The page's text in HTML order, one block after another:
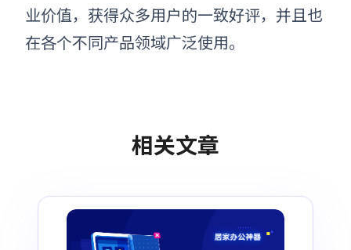
业价值， 获得众多用户的一致好评，并且也
在各个不同产品领域广泛使用。
相关文章